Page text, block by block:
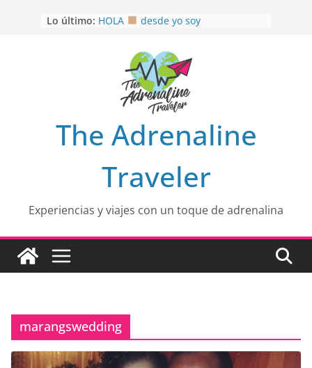
Lo último: HOLA
desde yo soy
EL SENDERO DEL CACAO: Excelente
opción
HOSPEDAJE AL NATURALSHH !!
OTRA PERSPECTIVA de RÍO EL
MULITO!
The Adrenaline
Traveler
Experiencias y viajes con un toque de adrenalina
marangswedding